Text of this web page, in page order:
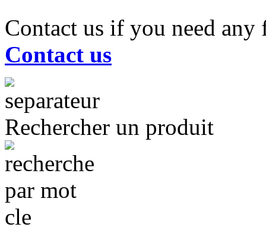
Contact us if you need
Contact us
Rechercher un produit